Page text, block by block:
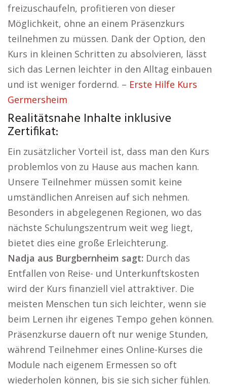
freizuschaufeln, profitieren von dieser
Möglichkeit, ohne an einem Präsenzkurs
teilnehmen zu müssen. Dank der Option, den
Kurs in kleinen Schritten zu absolvieren, lässt
sich das Lernen leichter in den Alltag einbauen
und ist weniger fordernd. – Erste Hilfe Kurs
Germersheim
Realitätsnahe Inhalte inklusive
Zertifikat:
Ein zusätzlicher Vorteil ist, dass man den Kurs
problemlos von zu Hause aus machen kann.
Unsere Teilnehmer müssen somit keine
umständlichen Anreisen auf sich nehmen.
Besonders in abgelegenen Regionen, wo das
nächste Schulungszentrum weit weg liegt,
bietet dies eine große Erleichterung.
Nadja aus Burgbernheim sagt: Durch das
Entfallen von Reise- und Unterkunftskosten
wird der Kurs finanziell viel attraktiver. Die
meisten Menschen tun sich leichter, wenn sie
beim Lernen ihr eigenes Tempo gehen können.
Präsenzkurse dauern oft nur wenige Stunden,
während Teilnehmer eines Online-Kurses die
Module nach eigenem Ermessen so oft
wiederholen können, bis sie sich sicher fühlen.